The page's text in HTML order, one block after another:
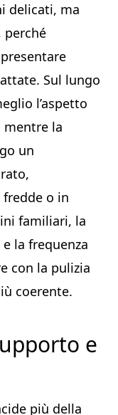
delicati, ma
perché
Sul lungo
l’aspetto
mentre la
un
o in
familiari, la
la frequenza
con la pulizia
coerente.
e
più della